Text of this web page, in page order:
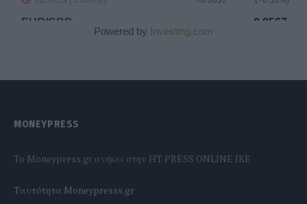
Powered by Investing.com
MONEYPRESS
To Moneypress.gr ανήκει στην HT PRESS ONLINE IKE
Tαυτότητα Moneypresss.gr